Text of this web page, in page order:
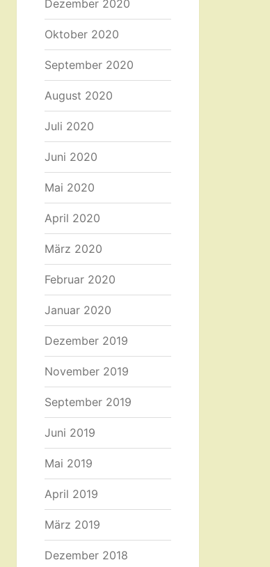
Dezember 2020
Oktober 2020
September 2020
August 2020
Juli 2020
Juni 2020
Mai 2020
April 2020
März 2020
Februar 2020
Januar 2020
Dezember 2019
November 2019
September 2019
Juni 2019
Mai 2019
April 2019
März 2019
Dezember 2018